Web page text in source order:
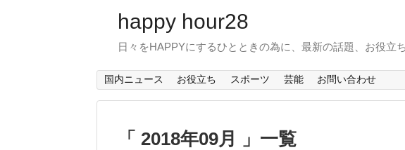
happy hour28
日々をHAPPYにするひとときの為に、最新の話題、お役立
国内ニュース お役立ち スポーツ 芸能 お問い合わせ
「 2018年09月 」一覧